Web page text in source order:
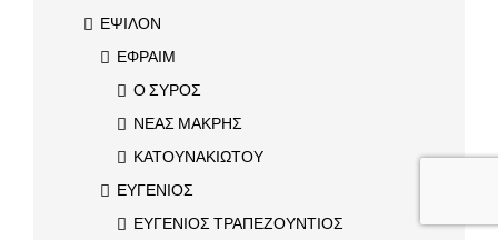
ΕΨΙΛΟΝ
ΕΦΡΑΙΜ
Ο ΣΥΡΟΣ
ΝΕΑΣ ΜΑΚΡΗΣ
ΚΑΤΟΥΝΑΚΙΩΤΟΥ
ΕΥΓΕΝΙΟΣ
ΕΥΓΕΝΙΟΣ ΤΡΑΠΕΖΟΥΝΤΙΟΣ